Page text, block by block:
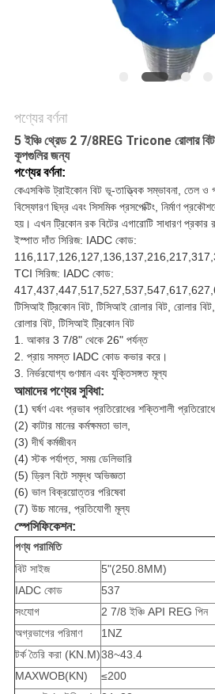
পণ্যের বর্ণনা
5 ইঞ্চি থ্রেড 2 7/8REG Tricone রোলার
কূপগুলির জন্য
পণ্যের বর্ণনা:
কেএসকিউ ট্রাইকোন বিট ভূ-তাত্ত্বিক সম্ভাবনা, তেল
বিস্ফোরণ ছিদ্র এবং সিসমিক প্রসপেক্টিং, নির্মাণ
হয়। এখন ট্রিকোন রক বিটের এগারোটি সাধারণ প্রকার
ইস্পাত দাঁত সিরিজ: IADC কোড:
TCI সিরিজ: IADC কোড:
টিসিআই ট্রিকোন বিট, টিসিআই রোলার বিট, রোলার
রোলার বিট, টিসিআই ট্রিকোন বিট
1. আকার 3 7/8" থেকে 26" পর্যন্ত
2. প্রায় সমস্ত IADC কোড কভার করে।
3. নির্ভরযোগ্য গুণমান এবং যুক্তিসঙ্গত মূল্য
আমাদের পণ্যের সুবিধা:
(1) ঘর্ষণ এবং প্রভাব প্রতিরোধের শক্তিশালী
(2) কাটার মানের কর্মক্ষমতা ভাল,
(3) দীর্ঘ কর্মজীবন
(4) স্টক পর্যাপ্ত, সময় ডেলিভারি
(5) ড্রিল বিটে সমৃদ্ধ অভিজ্ঞতা
(6) ভাল বিক্রয়োত্তর পরিষেবা
(7) উচ্চ মানের, প্রতিযোগী মূল্য
স্পেসিফিকেশন:
পণ্য পরামিতি
বিট সাইজ
5"(250.8MM)
IADC কোড
537
সংযোগ
2 7/8 ইঞ্চি API REG পিন
অগ্রভাগের পরিমাণ
1NZ
টর্ক তৈরি করা (KN.M)38~43.4
MAXWOB(KN)
≤200